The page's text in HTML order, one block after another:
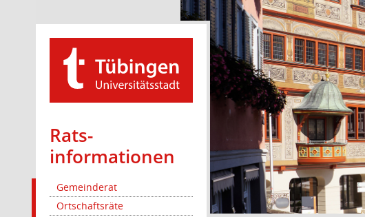
Rats­
informationen
Gemeinderat
Ortschaftsräte